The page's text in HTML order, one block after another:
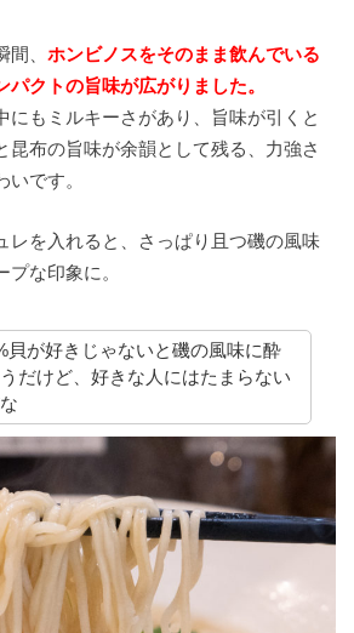
、 ホンビノスをそのまま飲んでいる
クトの旨味が広がりました。
にもミルキーさがあり、旨味が引くと
昆布の旨味が余韻として残る、力強さ
です。
レを入れると、さっぱり且つ磯の風味
な印象に。
貝が好きじゃないと磯の風味に酔
だけど、好きな人にはたまらない